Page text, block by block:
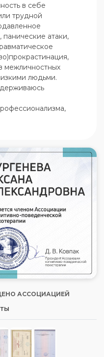
в себе
трудной
атаки,
межличностных
людьми.
АССОЦИАЦИЕЙ